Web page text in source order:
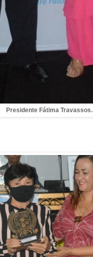
Presidente Fátima Travassos.